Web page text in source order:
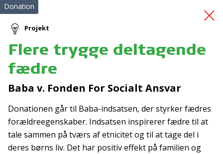
Familiecampingferie
2026
Donation
Projekt
Flere trygge deltagende
fædre
Baba v. Fonden For Socialt Ansvar
Donationen går til Baba-indsatsen, der styrker fædres
forældreegenskaber. Indsatsen inspirerer fædre til at
tale sammen på tværs af etnicitet og til at tage del i
deres børns liv. Det har positiv effekt på familien og